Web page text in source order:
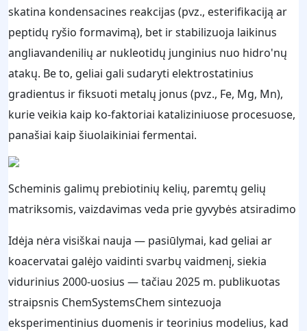
skatina kondensacines reakcijas (pvz., esterifikaciją ar
peptidų ryšio formavimą), bet ir stabilizuoja laikinus
angliavandenilių ar nukleotidų junginius nuo hidro'nų
atakų. Be to, geliai gali sudaryti elektrostatinius
gradientus ir fiksuoti metalų jonus (pvz., Fe, Mg, Mn),
kurie veikia kaip ko-faktoriai kataliziniuose procesuose,
panašiai kaip šiuolaikiniai fermentai.
Scheminis galimų prebiotinių kelių, paremtų gelių
matriksomis, vaizdavimas veda prie gyvybės atsiradimo
Idėja nėra visiškai nauja — pasiūlymai, kad geliai ar
koacervatai galėjo vaidinti svarbų vaidmenį, siekia
vidurinius 2000-uosius — tačiau 2025 m. publikuotas
straipsnis ChemSystemsChem sintezuoja
eksperimentinius duomenis ir teorinius modelius, kad